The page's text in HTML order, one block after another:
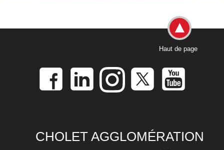
Haut de page
CHOLET AGGLOMÉRATION